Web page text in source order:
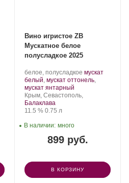
Вино игристое ZB
Мускатное белое
полусладкое 2025
Производитель:
Золотая
Балка.
белое, полусладкое .
Сорт
мускат
белый, мускат оттонель,
мускат янтарный
Регион:
Крым, Севастополь,
Балаклава
Крепость
11.5 %. Объем
0.75 л
899 руб.
В наличии: много
В КОРЗИНУ